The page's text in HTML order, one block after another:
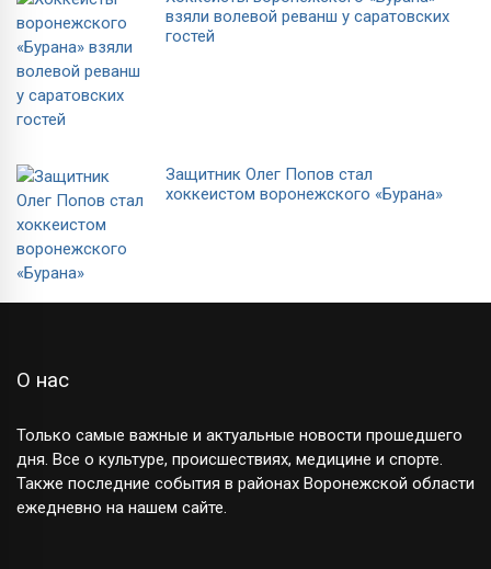
взяли волевой реванш у саратовских
гостей
Защитник Олег Попов стал
хоккеистом воронежского «Бурана»
О нас
Только самые важные и актуальные новости прошедшего
дня. Все о культуре, происшествиях, медицине и спорте.
Также последние события в районах Воронежской области
ежедневно на нашем сайте.